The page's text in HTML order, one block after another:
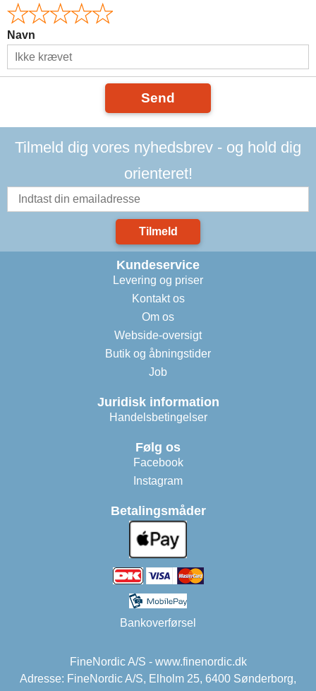
Navn
Send
Tilmeld dig vores nyhedsbrev - og hold dig
orienteret!
Tilmeld
Kundeservice
Levering og priser
Kontakt os
Om os
Webside-oversigt
Butik og åbningstider
Job
Juridisk information
Handelsbetingelser
Følg os
Facebook
Instagram
Betalingsmåder
Bankoverførsel
FineNordic A/S - www.finenordic.dk
Adresse: FineNordic A/S, Elholm 25, 6400 Sønderborg,